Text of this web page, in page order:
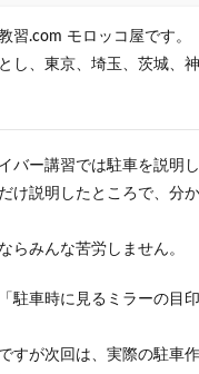
習.com モロッコ屋です。
し、東京、埼玉、茨城、
バー講習では駐車を説明し
け説明したところで、分
らみんな苦労しません。
駐車時に見るミラーの目
すが次回は、実際の駐車